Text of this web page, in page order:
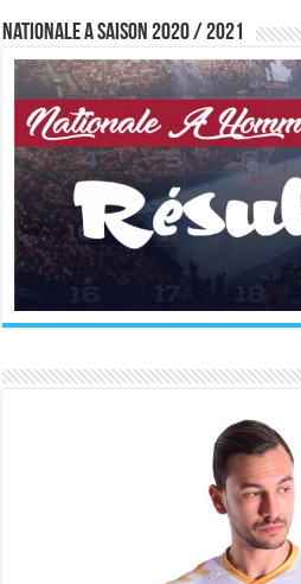
Nationale A saison 2020 / 2021